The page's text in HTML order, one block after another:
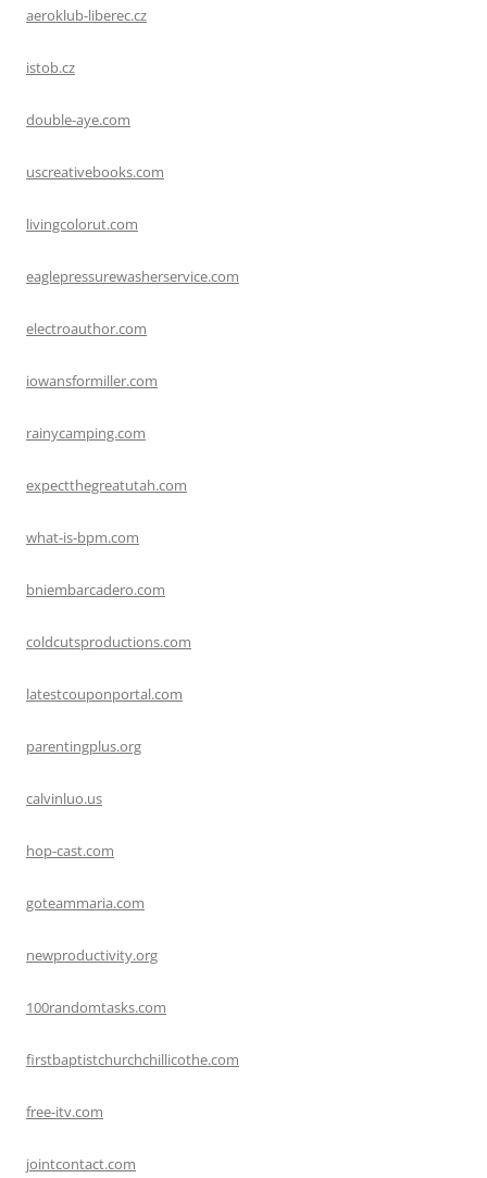
aeroklub-liberec.cz
istob.cz
double-aye.com
uscreativebooks.com
livingcolorut.com
eaglepressurewasherservice.com
electroauthor.com
iowansformiller.com
rainycamping.com
expectthegreatutah.com
what-is-bpm.com
bniembarcadero.com
coldcutsproductions.com
latestcouponportal.com
parentingplus.org
calvinluo.us
hop-cast.com
goteammaria.com
newproductivity.org
100randomtasks.com
firstbaptistchurchchillicothe.com
free-itv.com
jointcontact.com